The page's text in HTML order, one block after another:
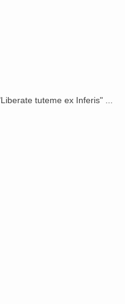
tuteme ex Inferis" ...